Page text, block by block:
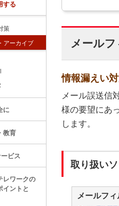
メール
情報漏えい
メール誤送信
様の要望にあ
します。
取り扱い
メールフィ
する
策
アーカイブ
に
教育
ビス
レワークの
イントと